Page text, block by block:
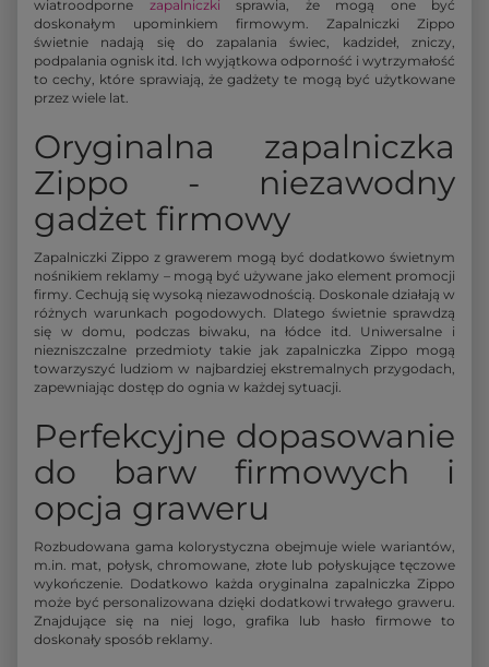
wiatroodporne zapalniczki sprawia, że mogą one być
doskonałym upominkiem firmowym. Zapalniczki Zippo
świetnie nadają się do zapalania świec, kadzideł, zniczy,
podpalania ognisk itd. Ich wyjątkowa odporność i wytrzymałość
to cechy, które sprawiają, że gadżety te mogą być użytkowane
przez wiele lat.
Oryginalna zapalniczka
Zippo - niezawodny
gadżet firmowy
Zapalniczki Zippo z grawerem mogą być dodatkowo świetnym
nośnikiem reklamy – mogą być używane jako element promocji
firmy. Cechują się wysoką niezawodnością. Doskonale działają w
różnych warunkach pogodowych. Dlatego świetnie sprawdzą
się w domu, podczas biwaku, na łódce itd. Uniwersalne i
niezniszczalne przedmioty takie jak zapalniczka Zippo mogą
towarzyszyć ludziom w najbardziej ekstremalnych przygodach,
zapewniając dostęp do ognia w każdej sytuacji.
Perfekcyjne dopasowanie
do barw firmowych i
opcja graweru
Rozbudowana gama kolorystyczna obejmuje wiele wariantów,
m.in. mat, połysk, chromowane, złote lub połyskujące tęczowe
wykończenie. Dodatkowo każda oryginalna zapalniczka Zippo
może być personalizowana dzięki dodatkowi trwałego graweru.
Znajdujące się na niej logo, grafika lub hasło firmowe to
doskonały sposób reklamy.